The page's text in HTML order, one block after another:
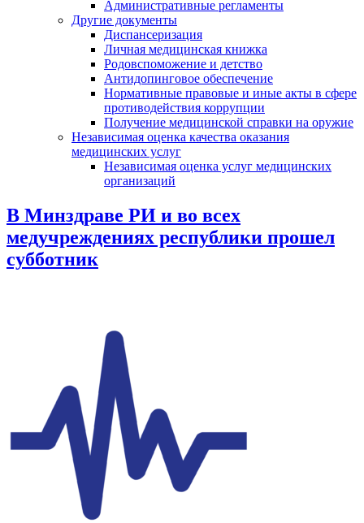
Административные регламенты
Другие документы
Диспансеризация
Личная медицинская книжка
Родовспоможение и детство
Антидопинговое обеспечение
Нормативные правовые и иные акты в сфере
противодействия коррупции
Получение медицинской справки на оружие
Независимая оценка качества оказания
медицинских услуг
Независимая оценка услуг медицинскиx
организаций
В Минздраве РИ и во всех
медучреждениях республики прошел
субботник